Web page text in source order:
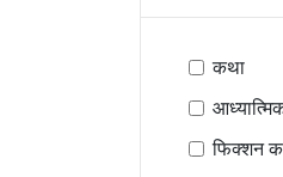
कथा
फिक्शन